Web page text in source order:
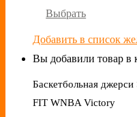
Выбрать
Добавить в список
Вы добавили товар в
Баскетбольная
FIT WNBA Victory